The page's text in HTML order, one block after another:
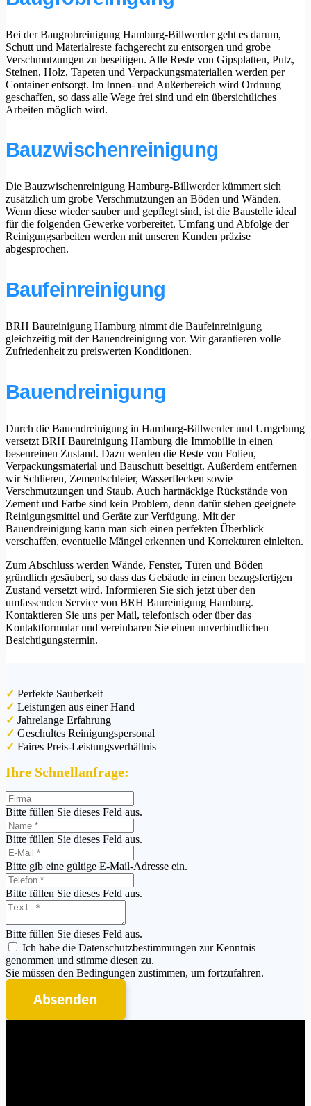
Bei der Baugrobreinigung Hamburg-Billwerder geht es darum,
Schutt und Materialreste fachgerecht zu entsorgen und grobe
Verschmutzungen zu beseitigen. Alle Reste von Gipsplatten, Putz,
Steinen, Holz, Tapeten und Verpackungsmaterialien werden per
Container entsorgt. Im Innen- und Außerbereich wird Ordnung
geschaffen, so dass alle Wege frei sind und ein übersichtliches
Arbeiten möglich wird.
Bauzwischenreinigung
Die Bauzwischenreinigung Hamburg-Billwerder kümmert sich
zusätzlich um grobe Verschmutzungen an Böden und Wänden.
Wenn diese wieder sauber und gepflegt sind, ist die Baustelle ideal
für die folgenden Gewerke vorbereitet. Umfang und Abfolge der
Reinigungsarbeiten werden mit unseren Kunden präzise
abgesprochen.
Baufeinreinigung
BRH Baureinigung Hamburg nimmt die Baufeinreinigung
gleichzeitig mit der Bauendreinigung vor. Wir garantieren volle
Zufriedenheit zu preiswerten Konditionen.
Bauendreinigung
Durch die Bauendreinigung in Hamburg-Billwerder und Umgebung
versetzt BRH Baureinigung Hamburg die Immobilie in einen
besenreinen Zustand. Dazu werden die Reste von Folien,
Verpackungsmaterial und Bauschutt beseitigt. Außerdem entfernen
wir Schlieren, Zementschleier, Wasserflecken sowie
Verschmutzungen und Staub. Auch hartnäckige Rückstände von
Zement und Farbe sind kein Problem, denn dafür stehen geeignete
Reinigungsmittel und Geräte zur Verfügung. Mit der
Bauendreinigung kann man sich einen perfekten Überblick
verschaffen, eventuelle Mängel erkennen und Korrekturen einleiten.
Zum Abschluss werden Wände, Fenster, Türen und Böden
gründlich gesäubert, so dass das Gebäude in einen bezugsfertigen
Zustand versetzt wird. Informieren Sie sich jetzt über den
umfassenden Service von BRH Baureinigung Hamburg.
Kontaktieren Sie uns per Mail, telefonisch oder über das
Kontaktformular und vereinbaren Sie einen unverbindlichen
Besichtigungstermin.
✓ Perfekte Sauberkeit
✓ Leistungen aus einer Hand
✓ Jahrelange Erfahrung
✓ Geschultes Reinigungspersonal
✓ Faires Preis-Leistungsverhältnis
Ihre Schnellanfrage:
Bitte füllen Sie dieses Feld aus.
Bitte füllen Sie dieses Feld aus.
Bitte gib eine gültige E-Mail-Adresse ein.
Bitte füllen Sie dieses Feld aus.
Bitte füllen Sie dieses Feld aus.
Ich habe die Datenschutzbestimmungen zur Kenntnis
genommen und stimme diesen zu.
Sie müssen den Bedingungen zustimmen, um fortzufahren.
Absenden